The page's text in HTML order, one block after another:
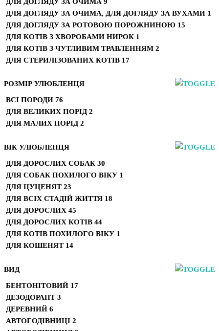
ДЛЯ ДОГЛЯДУ ЗА ОЧИМА, ДЛЯ ДОГЛЯДУ ЗА ВУХАМИ 1
ДЛЯ ДОГЛЯДУ ЗА РОТОВОЮ ПОРОЖНИНОЮ 15
ДЛЯ КОТІВ З ХВОРОБАМИ НИРОК 1
ДЛЯ КОТІВ З ЧУТЛИВИМ ТРАВЛЕННЯМ 2
ДЛЯ СТЕРИЛІЗОВАНИХ КОТІВ 17
РОЗМІР УЛЮБЛЕНЦЯ
ВСІ ПОРОДИ 76
ДЛЯ ВЕЛИКИХ ПОРІД 2
ДЛЯ МАЛИХ ПОРІД 2
ВІК УЛЮБЛЕНЦЯ
ДЛЯ ДОРОСЛИХ СОБАК 30
ДЛЯ СОБАК ПОХИЛОГО ВІКУ 1
ДЛЯ ЦУЦЕНЯТ 23
ДЛЯ ВСІХ СТАДІЙ ЖИТТЯ 18
ДЛЯ ДОРОСЛИХ 45
ДЛЯ ДОРОСЛИХ КОТІВ 44
ДЛЯ КОТІВ ПОХИЛОГО ВІКУ 1
ДЛЯ КОШЕНЯТ 14
ВИД
БЕНТОНІТОВИЙ 17
ДЕЗОДОРАНТ 3
ДЕРЕВНИЙ 6
АВТОГОДІВНИЦІ 2